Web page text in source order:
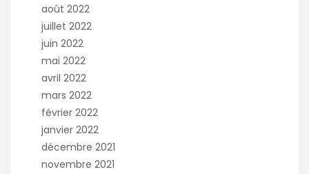
août 2022
juillet 2022
juin 2022
mai 2022
avril 2022
mars 2022
février 2022
janvier 2022
décembre 2021
novembre 2021